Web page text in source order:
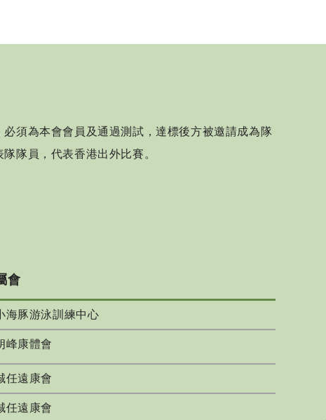
須為本會會員及通過測試，達標後方被邀請成為隊
隊員，代表香港出外比賽。
會
海豚游泳訓練中心
峰康體會
任遠康會
任遠康會